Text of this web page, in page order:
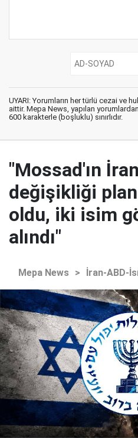
UYARI: Yorumların her türlü cezai ve
aittir. Mepa News, yapılan
600 karakterle (boşluklu) sınırlıdır.
"Mossad'ın
değişikliği
oldu, iki isim
alındı"
Mepa News > İran-ABD-